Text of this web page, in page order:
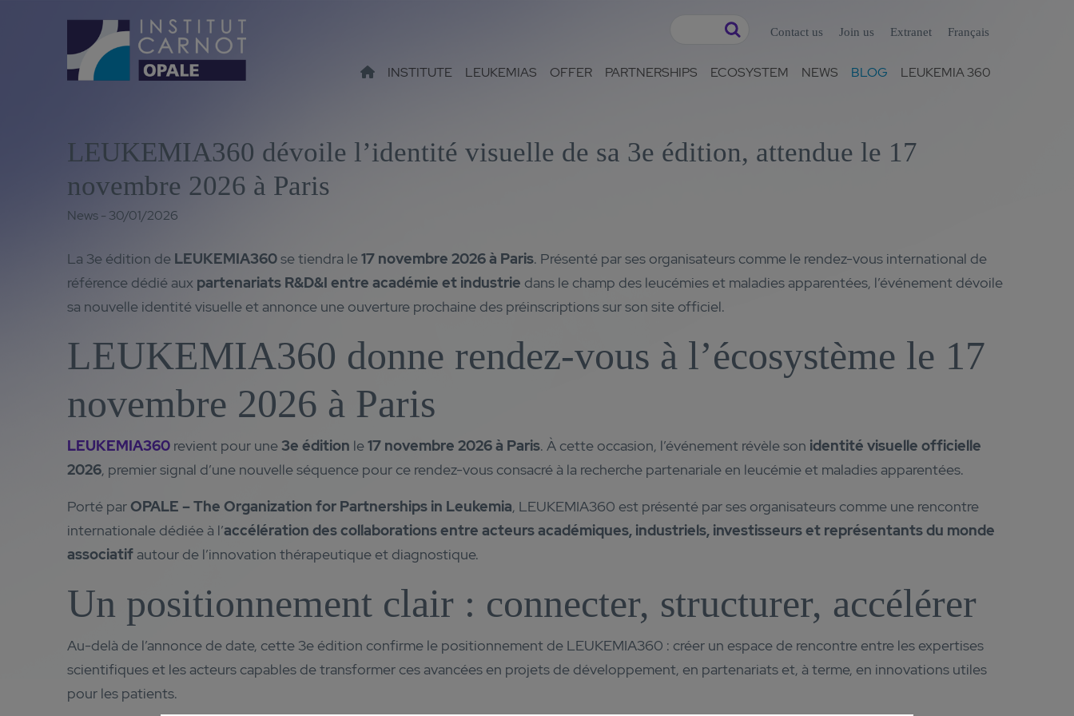
Contact us Join us Extranet Français
INSTITUTE LEUKEMIAS OFFER PARTNERSHIPS ECOSYSTEM NEWS BLOG LEUKEMIA 360
LEUKEMIA360 dévoile l’identité visuelle de sa 3e édition, attendue le 17
novembre 2026 à Paris
News - 30/01/2026
La 3e édition de LEUKEMIA360se tiendra le17 novembre 2026 à Paris. Présenté par ses organisateurs comme le rendez-vous international de
référence dédié aux partenariats R&D&I entre académie et industrie dans le champ des leucémies et maladies apparentées, l’événement dévoile
sa nouvelle identité visuelle et annonce une ouverture prochaine des préinscriptions sur son site officiel.
LEUKEMIA360 donne rendez-vous à l’écosystème le 17
novembre 2026 à Paris
LEUKEMIA360 revient pour une 3e édition le17 novembre 2026 à Paris. À cette occasion, l’événement révèle son identité visuelle officielle
2026, premier signal d’une nouvelle séquence pour ce rendez-vous consacré à la recherche partenariale en leucémie et maladies apparentées.
Porté parOPALE – The Organization for Partnerships in Leukemia, LEUKEMIA360 est présenté par ses organisateurs comme une rencontre
internationale dédiée à l’accélération des collaborations entre acteurs académiques, industriels, investisseurs et représentants du monde
associatifautour de l’innovation thérapeutique et diagnostique.
Un positionnement clair : connecter, structurer, accélérer
Au-delà de l’annonce de date, cette 3e édition confirme le positionnement de LEUKEMIA360 : créer un espace de rencontre entre les expertises
scientifiques et les acteurs capables de transformer ces avancées en projets de développement, en partenariats et, à terme, en innovations utiles
pour les patients.